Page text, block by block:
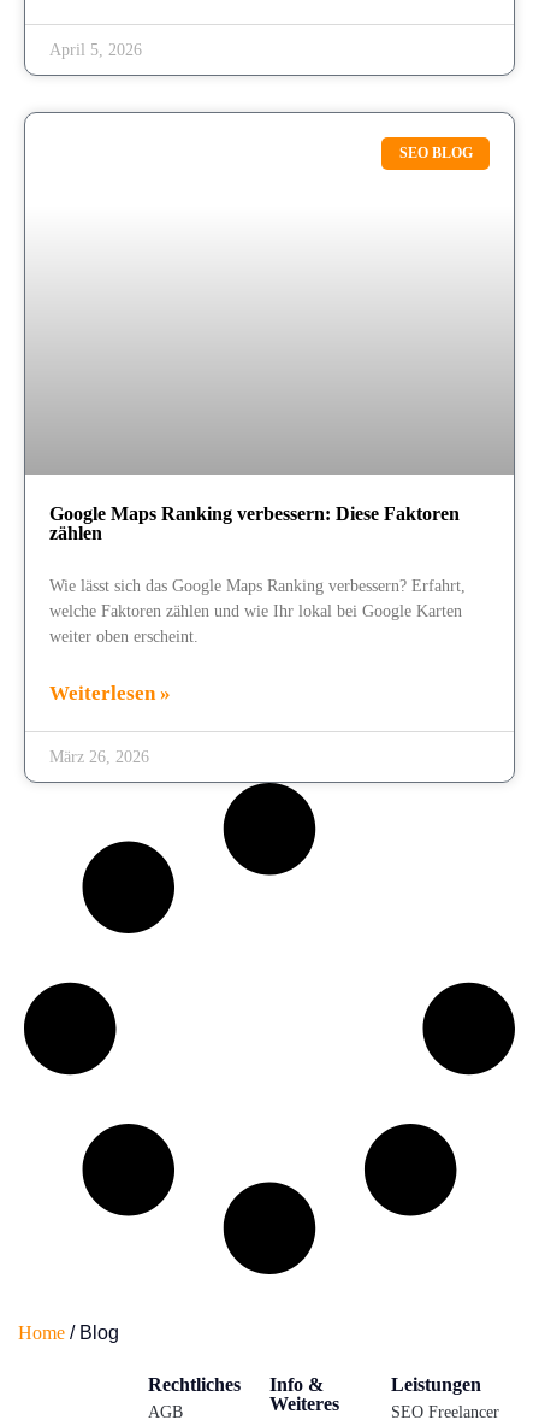
April 5, 2026
SEO BLOG
Google Maps Ranking verbessern: Diese Faktoren
zählen
Wie lässt sich das Google Maps Ranking verbessern? Erfahrt,
welche Faktoren zählen und wie Ihr lokal bei Google Karten
weiter oben erscheint.
Weiterlesen »
März 26, 2026
Home / Blog
Leistungen
SEO Freelancer
Info &
Weiteres
Rechtliches
AGB